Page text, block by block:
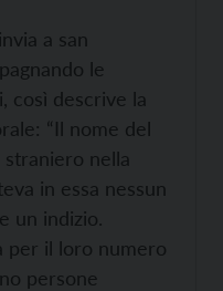
a san
le
così descrive la
“Il nome del
nella
in essa nessun
un indizio.
per il loro numero
persone